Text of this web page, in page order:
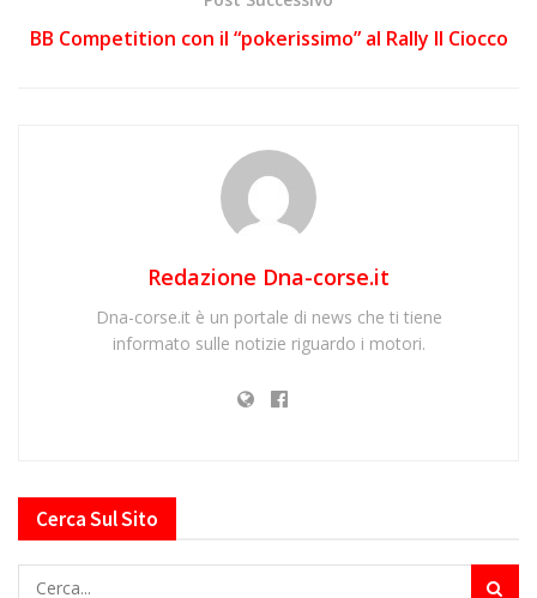
BB Competition con il “pokerissimo” al Rally Il Ciocco
Redazione Dna-corse.it
Dna-corse.it è un portale di news che ti tiene
informato sulle notizie riguardo i motori.
Cerca Sul Sito